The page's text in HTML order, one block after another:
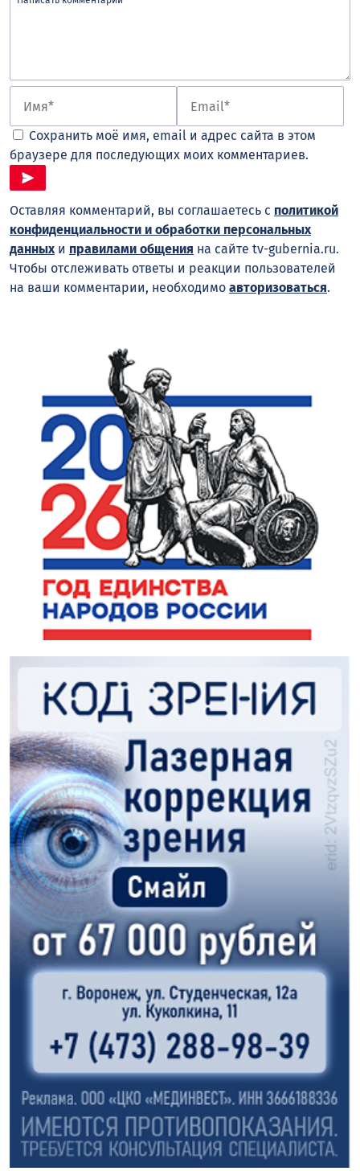
Сохранить моё имя, email и адрес сайта в этом
браузере для последующих моих комментариев.
Оставляя комментарий, вы соглашаетесь с политикой
конфиденциальности и обработки персональных
данныхи правилами общения на сайте tv-gubernia.ru.
Чтобы отслеживать ответы и реакции пользователей
на ваши комментарии, необходимо авторизоваться.